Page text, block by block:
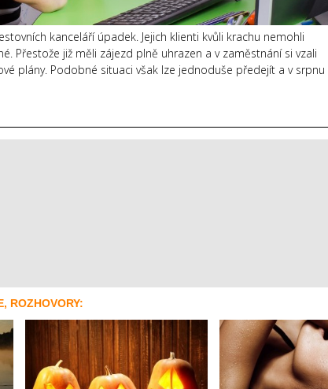
kanceláří úpadek. Jejich klienti kvůli krachu nemohli
Přestože již měli zájezd plně uhrazen a v zaměstnání si vzali
plány. Podobné situaci však lze jednoduše předejít a v srpnu
ROZHOVORY: